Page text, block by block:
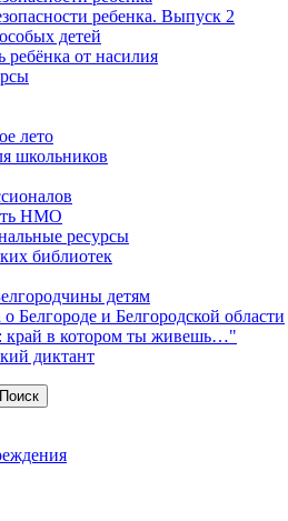
ребенка. Выпуск 2
детей
ребёнка от насилия
лето
школьников
НМО
ресурсы
библиотек
детям
Белгороде и Белгородской области
край в котором ты живешь…"
диктант